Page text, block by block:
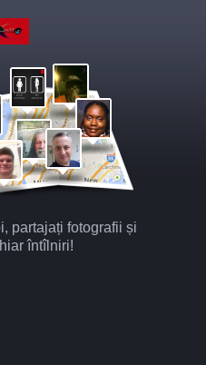
partajați fotografii și
întîlniri!